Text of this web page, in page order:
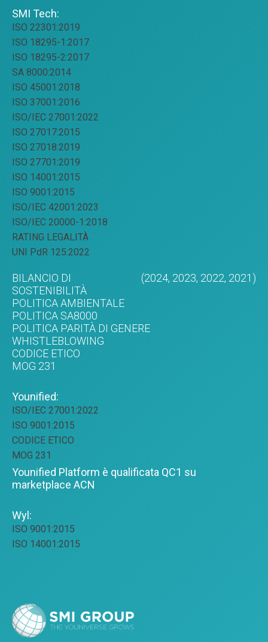
SMI Tech:
ISO 22301:2019
ISO 18295-1:2017
ISO 18295-2:2017
SA 8000:2014
ISO 45001:2018
ISO 37001:2016
ISO/IEC 27001:2022
ISO 27017:2015
ISO 27018:2019
ISO 27701:2019
ISO 14001:2015
ISO 9001:2015
ISO/IEC 42001:2023
ISO/IEC 20000-1:2018
RATING LEGALITÀ
UNI PdR 125:2022
BILANCIO DI
SOSTENIBILITÀ
(2024, 2023, 2022, 2021)
POLITICA AMBIENTALE
POLITICA SA8000
POLITICA PARITÀ DI GENERE
WHISTLEBLOWING
CODICE ETICO
MOG 231
Younified:
ISO/IEC 27001:2022
ISO 9001:2015
CODICE ETICO
MOG 231
Younified Platform è qualificata QC1 su
marketplace ACN
Wyl:
ISO 9001:2015
ISO 14001:2015